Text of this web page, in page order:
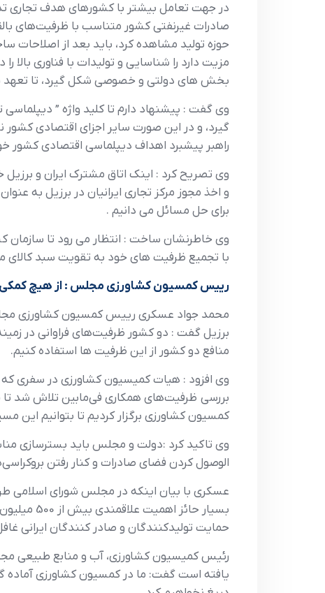
در جهت تعامل بيشتر با کشورهاي هدف تجاري
صادرات غيرنفتي کشور متناسب با ظرفيت‌هاي
حوزه توليد مشاهده کرد، بايد بعد از اصلاحات
مزيت دارد را شناسايي و توليدات با فناوري
بخش هاي دولتي و خصوصي شکل گيرد، تا تعهد
وي گفت : پيشنهاد دارم تا کليد واژه ”
گيرد، و در اين صورت ساير اجزاي اقتصادي
راهبر پيشبرد اهداف ديپلماسي اقتصادي کشور
وي تصريح کرد : اينک اتاق مشترک ايران و برزيل
و اخذ مجوز مرکز تجاري ايرانيان در برزيل به
براي حل مسائل مي دانيم .
وي خاطرنشان ساخت : انتظار مي رود تا
با تجميع ظرفيت هاي خود به تقويت سبد کالاي
رييس کمسيون کشاورزي مجلس : از هيچ کمکي
محمد جواد عسکري رييس کمسيون کشاورزي
برزيل گفت : دو کشور ظرفيت‌هاي فراواني در
منافع دو کشور از اين ظرفيت ها استفاده کنيم.
وي افزود : هيات کميسيون کشاورزي در سفري
بررسي ظرفيت‌هاي همکاري في‌مابين تلاش شد
کمسيون کشاورزي برگزار کرديم تا بتوانيم اين
وي تاکيد کرد :دولت و مجلس بايد بسترسازي
الوصول کردن فضاي صادرات و کنار رفتن
عسکري با بيان اينکه در مجلس شوراي اسلامي
بسيار
حمايت توليدکنندگان و صادر کنندگان ايراني
رئيس کميسيون کشاورزي، آب و منابع طبيعي
يافته است گفت: ما در کمسيون کشاورزي آماده